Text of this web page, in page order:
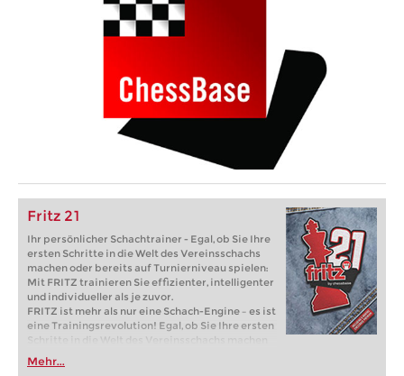
Fritz 21
Ihr persönlicher Schachtrainer - Egal, ob Sie Ihre
ersten Schritte in die Welt des Vereinsschachs
machen oder bereits auf Turnierniveau spielen:
Mit FRITZ trainieren Sie effizienter, intelligenter
und individueller als je zuvor.
FRITZ ist mehr als nur eine Schach-Engine – es ist
eine Trainingsrevolution! Egal, ob Sie Ihre ersten
Schritte in die Welt des Vereinsschachs machen
oder bereits auf Turnierniveau spielen: Mit
FRITZ trainieren Sie effizienter, intelligenter und
Mehr...